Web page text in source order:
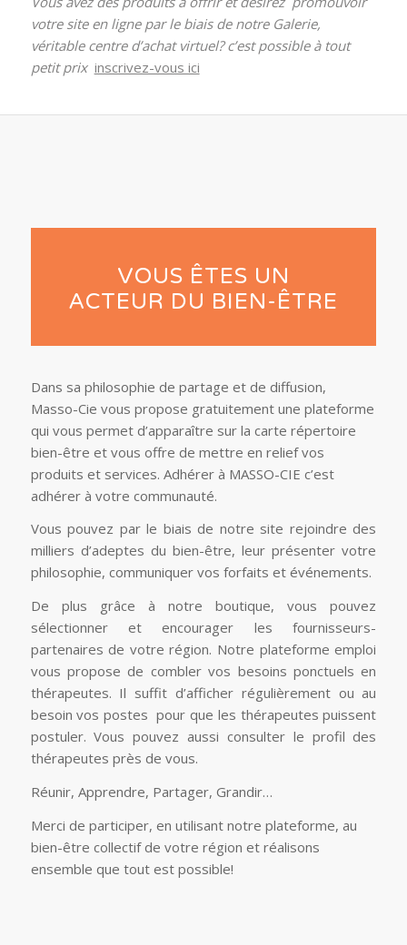
votre site en ligne par le biais de notre Galerie,
véritable centre d’achat virtuel? c’est possible à tout
petit prix inscrivez-vous ici
VOUS ÊTES UN
ACTEUR DU BIEN-ÊTRE
Dans sa philosophie de partage et de diffusion,
Masso-Cie vous propose gratuitement une plateforme
qui vous permet d’apparaître sur la carte répertoire
bien-être et vous offre de mettre en relief vos
produits et services. Adhérer à MASSO-CIE c’est
adhérer à votre communauté.
Vous pouvez par le biais de notre site rejoindre des
milliers d’adeptes du bien-être, leur présenter votre
philosophie, communiquer vos forfaits et événements.
De plus grâce à notre boutique, vous pouvez
sélectionner et encourager les fournisseurs-
partenaires de votre région. Notre plateforme emploi
vous propose de combler vos besoins ponctuels en
thérapeutes. Il suffit d’afficher régulièrement ou au
besoin vos postes pour que les thérapeutes puissent
postuler. Vous pouvez aussi consulter le profil des
thérapeutes près de vous.
Réunir, Apprendre, Partager, Grandir…
Merci de participer, en utilisant notre plateforme, au
bien-être collectif de votre région et réalisons
ensemble que tout est possible!